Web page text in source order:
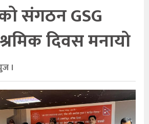
संगठन GSG
दिवस मनायो
।